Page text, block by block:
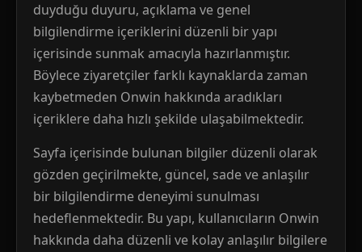
duyduğu duyuru, açıklama ve genel
bilgilendirme içeriklerini düzenli bir yapı
içerisinde sunmak amacıyla hazırlanmıştır.
Böylece ziyaretçiler farklı kaynaklarda zaman
kaybetmeden Onwin hakkında aradıkları
içeriklere daha hızlı şekilde ulaşabilmektedir.
Sayfa içerisinde bulunan bilgiler düzenli olarak
gözden geçirilmekte, güncel, sade ve anlaşılır
bir bilgilendirme deneyimi sunulması
hedeflenmektedir. Bu yapı, kullanıcıların Onwin
hakkında daha düzenli ve kolay anlaşılır bilgilere